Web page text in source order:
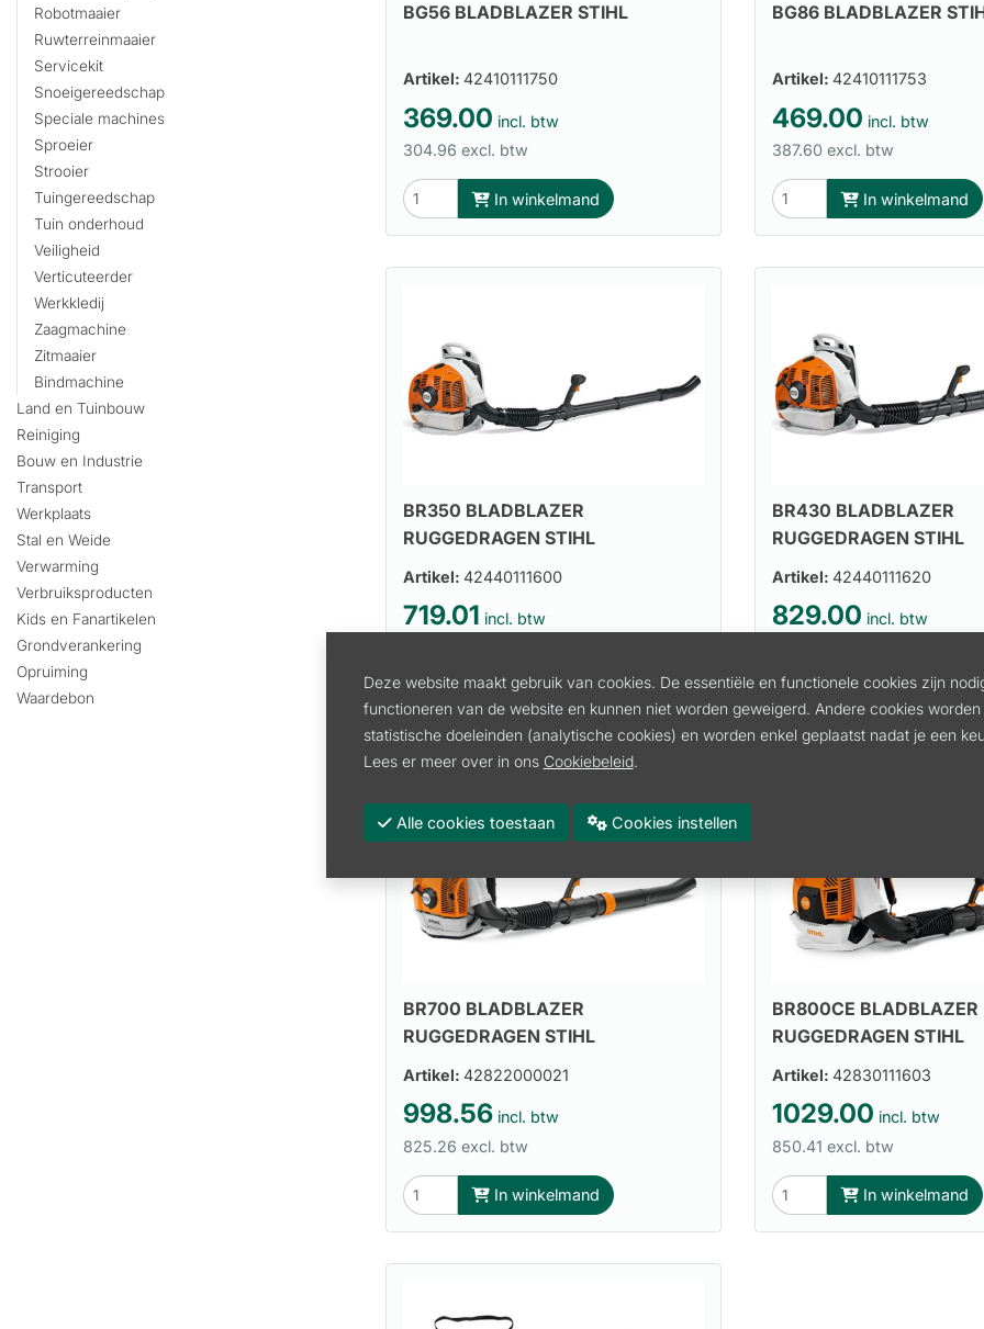
Robotmaaier
Ruwterreinmaaier
Servicekit
Snoeigereedschap
Speciale machines
Sproeier
Strooier
Tuingereedschap
Tuin onderhoud
Veiligheid
Verticuteerder
Werkkledij
Zaagmachine
Zitmaaier
Bindmachine
Land en Tuinbouw
Reiniging
Bouw en Industrie
Transport
Werkplaats
Stal en Weide
Verwarming
Verbruiksproducten
Kids en Fanartikelen
Grondverankering
Opruiming
Waardebon
BG56 BLADBLAZER STIHL
Artikel: 42410111750
369.00 incl. btw
304.96 excl. btw
In winkelmand
BG86 BLADBLAZER
Artikel: 42410111753
469.00 incl. btw
387.60 excl. btw
In winkelmand
BR350 BLADBLAZER
RUGGEDRAGEN STIHL
Artikel: 42440111600
719.01 incl. btw
In winkelmand
BR430 BLADBLAZER
RUGGEDRAGEN STIHL
Artikel: 42440111620
829.00 incl. btw
In winkelmand
BR700 BLADBLAZER
RUGGEDRAGEN STIHL
Artikel: 42822000021
998.56 incl. btw
825.26 excl. btw
In winkelmand
BR800CE BLADBLAZER
RUGGEDRAGEN STIHL
Artikel: 42830111603
1029.00 incl. btw
850.41 excl. btw
In winkelmand
Deze website maakt gebruik van cookies. De essentiële en functionele cookies zijn
functioneren van de website en kunnen niet worden geweigerd. Andere cookies
statistische doeleinden (analytische cookies) en worden enkel geplaatst nadat je een
Lees er meer over in ons Cookiebeleid.
Alle cookies toestaan Cookies instellen